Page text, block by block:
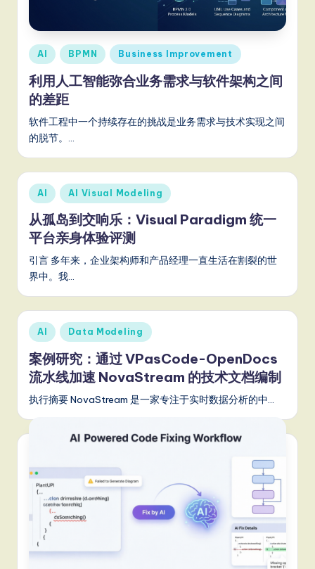
p
li
fi
e
d
C
hi
n
e
s
e
-
L
a
t
e
s
t
T
r
n
s
Posted
in
AI BPMN Business Improvement
利用人工智能弥合业务需求与软件架构之间
的差距
软件工程中一个持续存在的挑战是业务需求与技术实现之间
的脱节。…
Posted
in
AI AI Visual Modeling
从孤岛到交响乐：Visual Paradigm 统一
平台亲身体验评测
引言 多年来，企业架构师和产品经理一直生活在割裂的世
界中。我…
Posted
in
AI Data Modeling
案例研究：通过 VPasCode-OpenDocs
流水线加速 NovaStream 的技术文档编制
执行摘要 NovaStream 是一家专注于实时数据分析的中…